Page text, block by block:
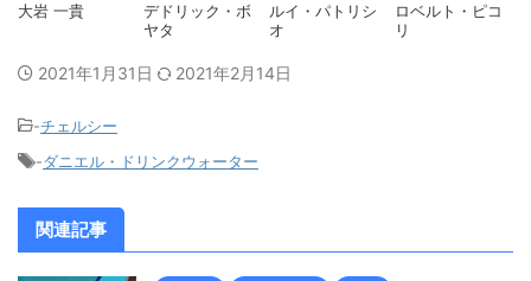
大岩 一貴
デドリック・ボ
ヤタ
ルイ・パトリシ
オ
ロベルト・ピコ
リ
2021年1月31日 2021年2月14日
-チェルシー
-ダニエル・ドリンクウォーター
関連記事